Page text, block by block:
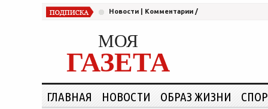
Новости Комментарии /
МОЯ
ГАЗЕТА
ГЛАВНАЯ НОВОСТИ ОБРАЗ ЖИЗНИ